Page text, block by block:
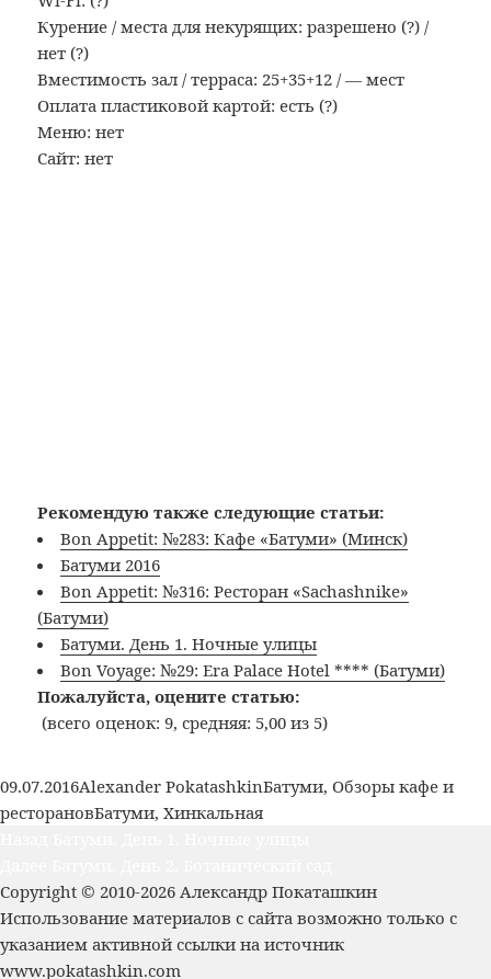
Курение / места для некурящих: разрешено (?) /
нет (?)
Вместимость зал / терраса: 25+35+12 / — мест
Оплата пластиковой картой: есть (?)
Меню: нет
Сайт: нет
Рекомендую также следующие статьи:
Bon Appetit: №283: Кафе «Батуми» (Минск)
Батуми 2016
Bon Appetit: №316: Ресторан «Sachashnike»
(Батуми)
Батуми. День 1. Ночные улицы
Bon Voyage: №29: Era Palace Hotel **** (Батуми)
Пожалуйста, оцените статью:
(всего оценок: 9, средняя: 5,00 из 5)
Опубликовано
09.07.2016Автор
Alexander PokatashkinРубрики
Батуми, Обзоры кафе и
ресторановМетки
Батуми, Хинкальная
записямзапись:
Copyright © 2010-2026 Александр Покаташкин
Использование материалов с сайта возможно только с
указанием активной ссылки на источник
www.pokatashkin.com